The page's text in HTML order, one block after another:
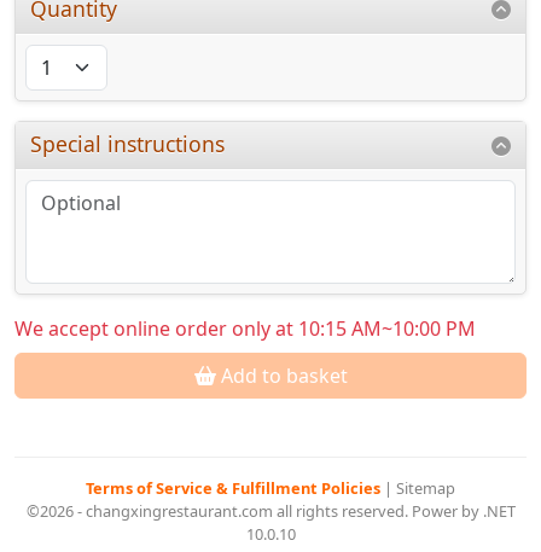
Quantity
Special instructions
We accept online order only at 10:15 AM~10:00 PM
Add to basket
Terms of Service & Fulfillment Policies | Sitemap
©2026 - changxingrestaurant.com all rights reserved. Power by .NET
10.0.10